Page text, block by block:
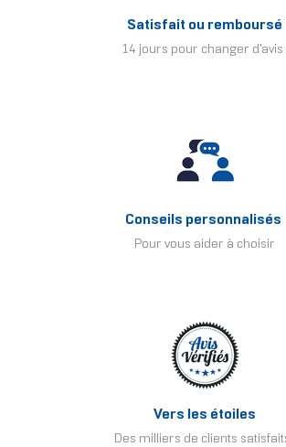
Satisfait ou remboursé
14 jours pour changer d'avis
Conseils personnalisés
Pour vous aider à choisir
Vers les étoiles
Des milliers de clients